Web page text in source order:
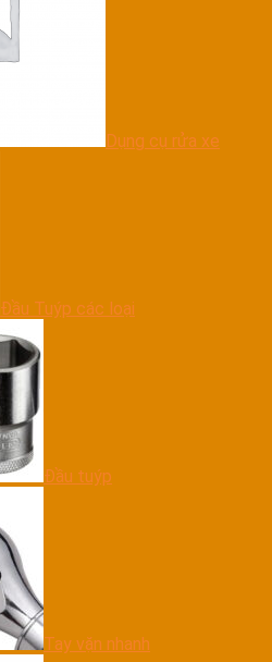
Dụng cụ rửa xe
Đầu Tuýp các loại
Đầu tuýp
Tay vặn nhanh